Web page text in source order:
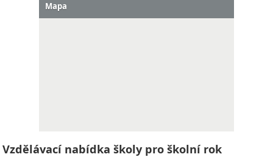
Mapa
Vzdělávací nabídka školy pro školní rok